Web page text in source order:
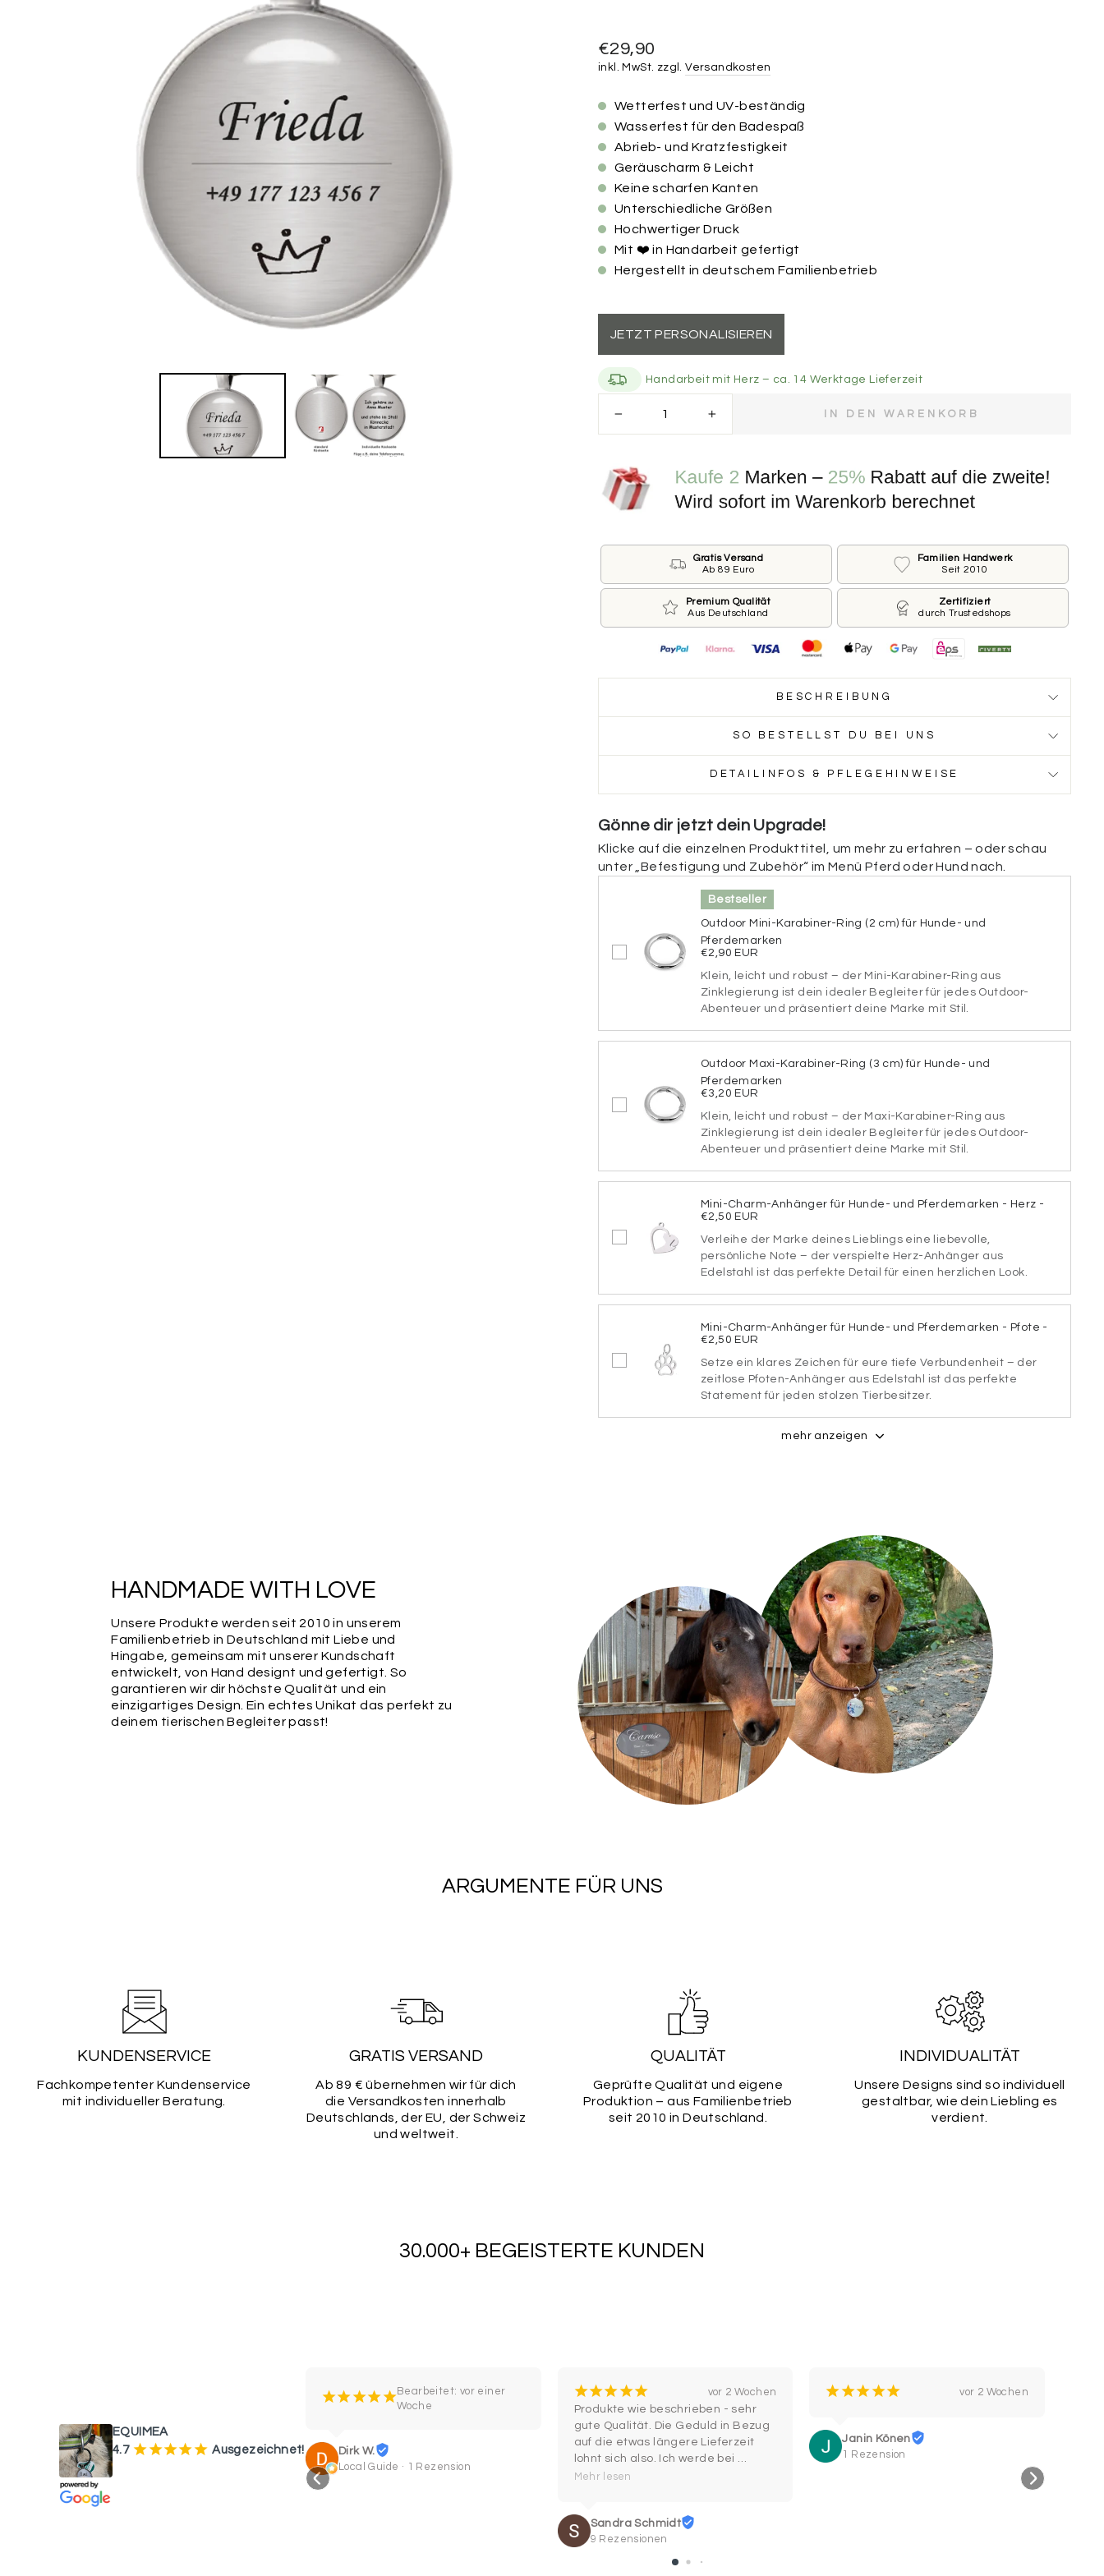
Normaler
Preis
€29,90
inkl. MwSt. zzgl.Versandkosten
Wetterfest und UV-beständig
Wasserfest für den Badespaß
Abrieb- und Kratzfestigkeit
Geräuscharm & Leicht
Keine scharfen Kanten
Unterschiedliche Größen
Hochwertiger Druck
Mit ❤️ in Handarbeit gefertigt
Hergestellt in deutschem Familienbetrieb
JETZT PERSONALISIEREN
Bitte wähle die Größe der Marke.
Größe der Marke
KLEIN ⌀ 25 MM GROSS ⌀ 30 MM
Wie ist der Name Deines Pferdes und welche Telefonnummer sollen wir
auf die Marke drucken? Du möchtest keinen Name oder keine Nummer?
Dann lass das jeweilige Feld leer.
Beschriftung der Rückseite
Füge deine Telefonnummer, die Adresse deines Stalls oder einen Hinweis
(z. B. „Bei Auffinden bitte anrufen!“) hinzu. Wenn du die Rückseite nicht
personalisieren möchtest, kannst du dieses Feld einfach überspringen.
65 verbleibende Zeichen
SCHRIFTART
1
SCHRIFTART
2
SCHRIFTART
3
SCHRIFTART
SCHRIFTART
5
SCHRIFTART
6
SCHRIFTART
7
SCHRIFTART
8
SCHLÜSSELRING
RUND
25MM
LEDERBÄNDCHEN
(LAUTLOS)
Wichtig:Bitte überprüfe nochmals alle Angaben in diesem Formular auf
ihre Richtigkeit, da wir diese 1:1 für die Produktion übernehmen und keine
weiteren Rückfragen, Prüfungen oder Korrekturen vornehmen können. Für
etwaige Fehler in deinen Angaben können wir leider keine Haftung
übernehmen.
Handarbeit mit Herz – ca. 14 Werktage Lieferzeit
IN DEN WARENKORB
Gratis Versand
Ab 89 Euro
Familien Handwerk
Seit 2010
Premium Qualität
Aus Deutschland
Zertifiziert
durch Trustedshops
BESCHREIBUNG
SO BESTELLST DU BEI UNS
DETAILINFOS & PFLEGEHINWEISE
Gönne dir jetzt dein Upgrade!
Klicke auf die einzelnen Produkttitel, um mehr zu erfahren – oder schau
unter „Befestigung und Zubehör“ im Menü Pferd oder Hund nach.
Bestseller
Outdoor Mini-Karabiner-Ring (2 cm) für Hunde- und
Pferdemarken
€2,90 EUR
Klein, leicht und robust – der Mini-Karabiner-Ring aus
Zinklegierung ist dein idealer Begleiter für jedes Outdoor-
Abenteuer und präsentiert deine Marke mit Stil.
Outdoor Maxi-Karabiner-Ring (3 cm) für Hunde- und
Pferdemarken
€3,20 EUR
Klein, leicht und robust – der Maxi-Karabiner-Ring aus
Zinklegierung ist dein idealer Begleiter für jedes Outdoor-
Abenteuer und präsentiert deine Marke mit Stil.
Mini-Charm-Anhänger für Hunde- und Pferdemarken - Herz -
€2,50 EUR
Verleihe der Marke deines Lieblings eine liebevolle,
persönliche Note – der verspielte Herz-Anhänger aus
Edelstahl ist das perfekte Detail für einen herzlichen Look.
Mini-Charm-Anhänger für Hunde- und Pferdemarken - Pfote -
€2,50 EUR
Setze ein klares Zeichen für eure tiefe Verbundenheit – der
zeitlose Pfoten-Anhänger aus Edelstahl ist das perfekte
Statement für jeden stolzen Tierbesitzer.
mehr anzeigen
HANDMADE WITH LOVE
Unsere Produkte werden seit 2010 in unserem
Familienbetrieb in Deutschland mit Liebe und
Hingabe, gemeinsam mit unserer Kundschaft
entwickelt, von Hand designt und gefertigt. So
garantieren wir dir höchste Qualität und ein
einzigartiges Design. Ein echtes Unikat das perfekt zu
deinem tierischen Begleiter passt!
ARGUMENTE FÜR UNS
KUNDENSERVICE
Fachkompetenter Kundenservice
mit individueller Beratung.
GRATIS VERSAND
Ab 89 € übernehmen wir für dich
die Versandkosten innerhalb
Deutschlands, der EU, der Schweiz
und weltweit.
QUALITÄT
Geprüfte Qualität und eigene
Produktion – aus Familienbetrieb
seit 2010 in Deutschland.
INDIVIDUALITÄT
Unsere Designs sind so individuell
gestaltbar, wie dein Liebling es
verdient.
30.000+ BEGEISTERTE KUNDEN
EQUIMEA
4.7 ¡¡¡¡¡ Ausgezeichnet!
¡¡¡¡¡Bearbeitet: vor einer
Woche
Dirk W.
Local Guide · 1 Rezension
¡¡¡¡¡
vor 2 Wochen
Produkte wie beschrieben - sehr
gute Qualität. Die Geduld in Bezug
auf die etwas längere Lieferzeit
lohnt sich also. Ich werde bei
Bedarf gerne wieder hier
Mehr lesen
Sandra Schmidt
9 Rezensionen
¡¡¡¡¡ vor 2 Wochen
Janin Könen
1 Rezension